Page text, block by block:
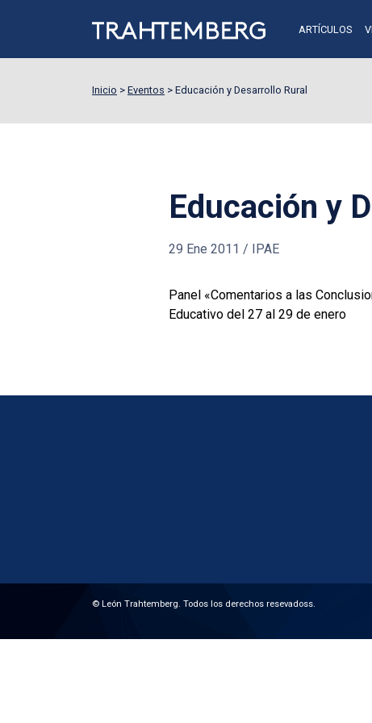
ARTÍCULOS
Inicio > Eventos > Educación y Desarrollo Rural
Educación y
29 Ene 2011 / IPAE
Panel «Comentarios a las
Educativo del 27 al 29 de enero
© León Trahtemberg. Todos los derechos resevadoss.